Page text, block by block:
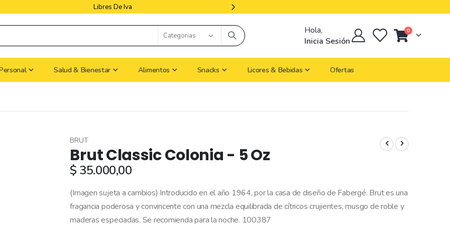
Libres De Iva
Hola,
Inicia Sesión
Cart
0artículos
Salud & Bienestar Alimentos Snacks Licores & Bebidas Ofertas
Brut Classic Colonia - 5 Oz
BRUT
$ 35.000,00
(Imagen sujeta a cambios) Introducido en el año 1964, por la casa de diseño de Fabergé. Brut es una
fragancia poderosa y convincente con una mezcla equilibrada de cítricos crujientes, musgo de roble y
maderas especiadas. Se recomienda para la noche. 100387